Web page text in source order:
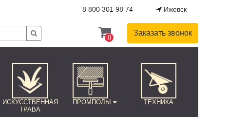
8 800 301 98 74 Ижевск
0
Заказать звонок
ИСКУССТВЕННАЯ
ТРАВА
ПРОМПОЛЫ ТЕХНИКА